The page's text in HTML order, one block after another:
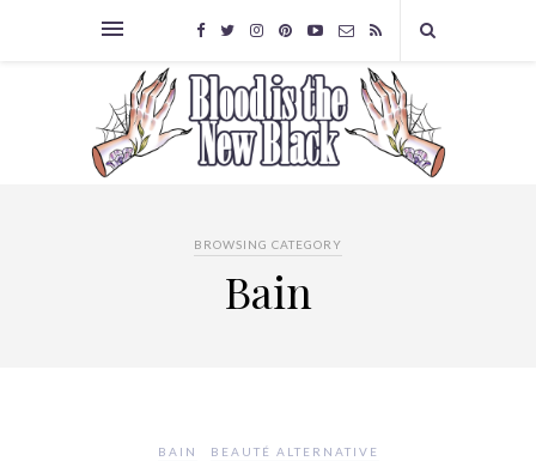
BROWSING CATEGORY
Bain
BAIN BEAUTÉ ALTERNATIVE